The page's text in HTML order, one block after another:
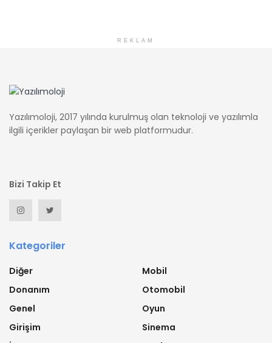
REKLAM
Yazılımoloji, 2017 yılında kurulmuş olan teknoloji ve yazılımla
ilgili içerikler paylaşan bir web platformudur.
Bizi Takip Et
Kategoriler
Diğer
Donanım
Genel
Girişim
Mobil
Otomobil
Oyun
Sinema